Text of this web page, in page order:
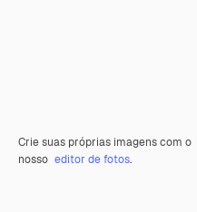
Crie suas próprias imagens com o
nosso editor de fotos.